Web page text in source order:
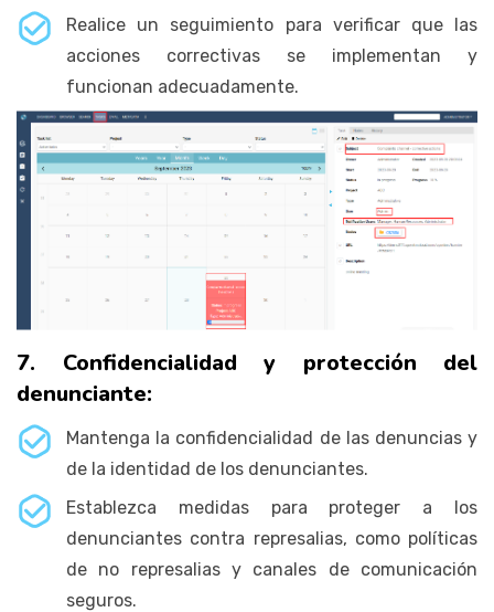
Realice un seguimiento para verificar que las
acciones correctivas se implementan y
funcionan adecuadamente.
7. Confidencialidad y protección del
denunciante:
Mantenga la confidencialidad de las denuncias y
de la identidad de los denunciantes.
Establezca medidas para proteger a los
denunciantes contra represalias, como políticas
de no represalias y canales de comunicación
seguros.